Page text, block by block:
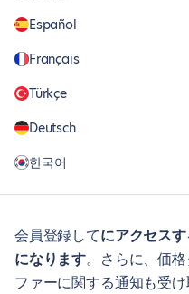
Español
Français
Türkçe
Deutsch
한국어
会員登録してにアクセス
になります。さらに、価
ファーに関する通知も受け